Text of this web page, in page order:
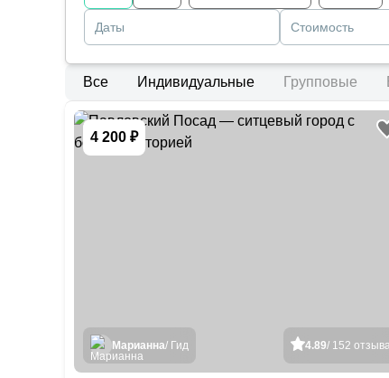
Даты Стоимость
Все Индивидуальные Групповые
4 200 ₽
4.89/ 152
Марианна/ Гид